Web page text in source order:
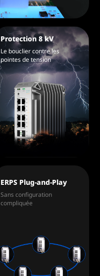
Protection 8 kV
Le bouclier contre les
pointes de tension
ERPS Plug-and-Play
Sans configuration
compliquée